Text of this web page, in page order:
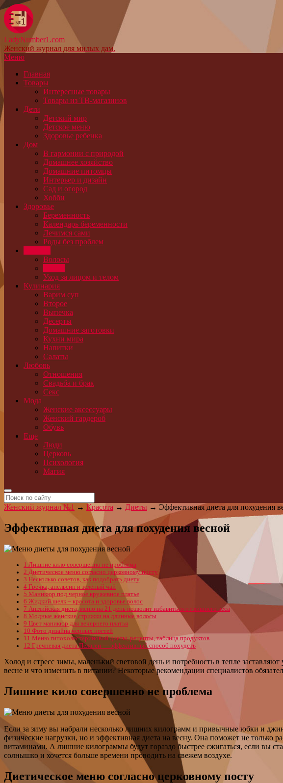
LadyNumber1.com
Женский журнал для милых дам.
Меню
Главная
Товары
Интересные товары
Товары из ТВ-магазинов
Дети
Детский мир
Детское меню
Здоровье ребенка
Дом
В гармонии с природой
Домашнее хозяйство
Домашние питомцы
Интерьер и дизайн
Сад и огород
Хобби
Здоровье
Беременность
Календарь беременности
Лечимся сами
Роды без проблем
Волосы
Уход за лицом и телом
Кулинария
Варим суп
Второе
Выпечка
Десерты
Домашние заготовки
Кухни мира
Напитки
Салаты
Любовь
Отношения
Свадьба и брак
Секс
Мода
Женские аксессуары
Женский гардероб
Обувь
Еще
Люди
Церковь
Психология
Магия
Женский журнал №1 → Красота → Диеты → Эффективная диета для похудения
Эффективная диета для похудения весной
1 Лишние кило совершенно не проблема
2 Диетическое меню согласно церковному посту
3 Несколько советов, как подобрать диету
4 Гречка, апельсин и зелёный чай
5 Маникюр под черное кружевное платье
6 Жидкий шелк – красота и здоровье волос
7 Английская диета, меню на 21 день позволит избавиться от лишнего веса
8 Модные женские стрижки на длинные волосы
9 Цвет маникюр для вечернего платья
10 Фото дизайна черных ногтей
11 Меню гипохолестериновой диеты, рецепты, таблица продуктов
12 Гречневая диета Пелагеи — эффективный способ похудеть
Холод и стресс зимы, маленький световой день и потребность в тепле
весне и что изменить в питании? Некоторые рекомендации специалистов
Лишние кило совершенно не проблема
Если за зиму вы набрали несколько лишних килограмм и привычные юбки и
физические нагрузки, но и эффективная диета на весну. Она поможет не только
витаминами. А лишние килограммы будут гораздо быстрее сжигаться, если вы
солнышко и хочется больше времени проводить на свежем воздухе.
Диетическое меню согласно церковному посту